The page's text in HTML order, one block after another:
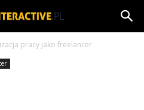
pracy jako freelancer